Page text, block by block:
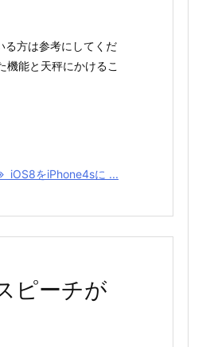
る方は参考にしてくだ
機能と天秤にかけるこ
iOS8をiPhone4sに ...
ピーチが